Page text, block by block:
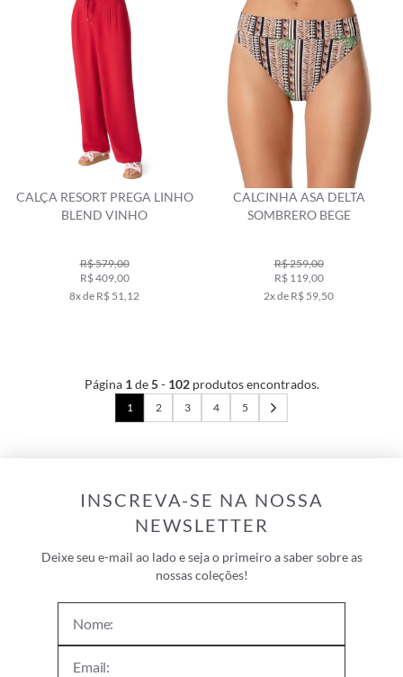
CALÇA RESORT PREGA LINHO
BLEND VINHO
R$ 579,00
R$ 409,00
8x de R$ 51,12
CALCINHA ASA DELTA
SOMBRERO BEGE
R$ 259,00
R$ 119,00
2x de R$ 59,50
Página 1de5- 102produtos encontrados.
1 2 3 4 5
INSCREVA-SE NA NOSSA
NEWSLETTER
Deixe seu e-mail ao lado e seja o primeiro a saber sobre as
nossas coleções!